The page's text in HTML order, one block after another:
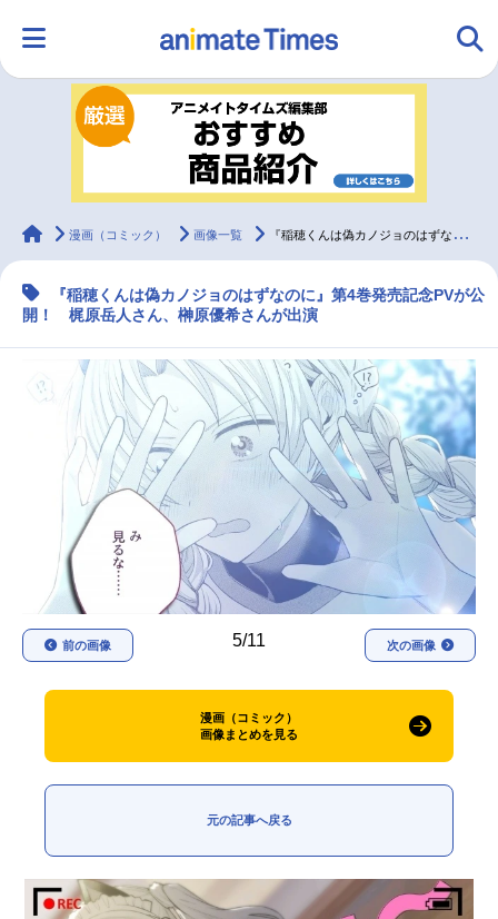
ランキング アニメ
ラジオ みんなの声
マンガ・ラノベ ゲーム・アプリ 音楽
配信・Vtuber トレンド 無料マンガ
最新記事一覧
アニメ記事一覧 声優記事一覧
アニメ映画一覧 実写化映画一覧
今期アニメ曜日別一覧
春アニメ
animateTimes
漫画（コミック） 画像一覧 『稲穂くんは偽カノジョのはずなのに』第4巻発売記念PVが公開
『稲穂くんは偽カノジョのはずなのに』第4巻発売記念PVが公
開！ 梶原岳人さん、榊原優希さんが出演
5/11
前の画像 次の画像
漫画（コミック）
画像まとめを見る
元の記事へ戻る